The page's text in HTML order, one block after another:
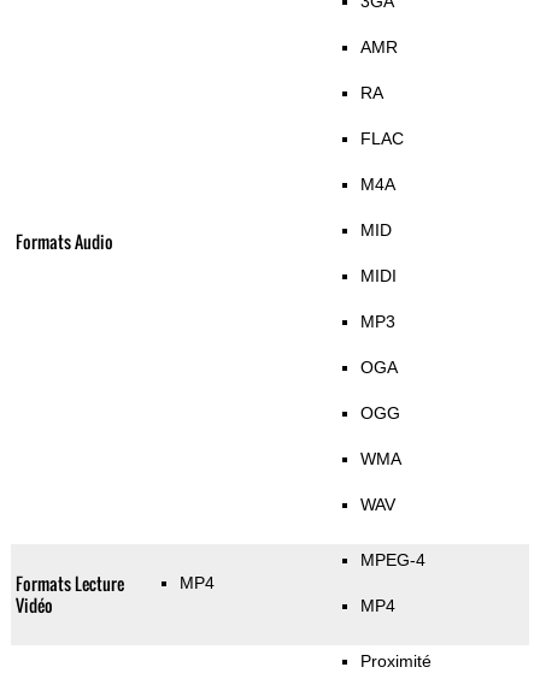
Formats Audio
AMR
RA
FLAC
M4A
MID
MIDI
MP3
OGA
OGG
WMA
WAV
Formats Lecture
Vidéo
MP4
MPEG-4
MP4
Proximité